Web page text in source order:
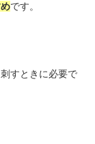
です。
すときに必要で